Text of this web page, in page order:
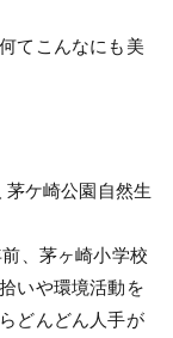
てこんなにも美
ケ崎公園自然生
、茅ヶ崎小学校
いや環境活動を
どんどん人手が